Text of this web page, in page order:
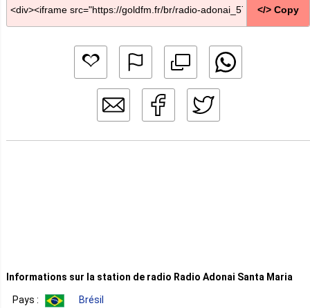
</> Copy
Informations sur la station de radio Radio Adonai Santa Maria
Pays : Brésil